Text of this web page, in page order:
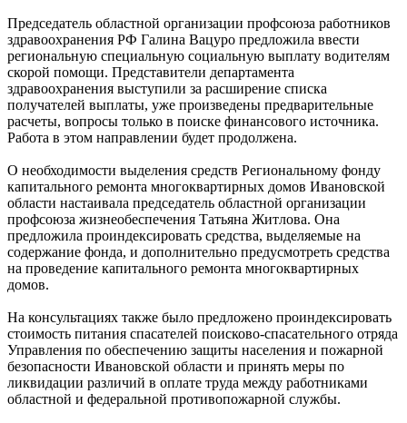
Председатель областной организации профсоюза работников
здравоохранения РФ Галина Вацуро предложила ввести
региональную специальную социальную выплату водителям
скорой помощи. Представители департамента
здравоохранения выступили за расширение списка
получателей выплаты, уже произведены предварительные
расчеты, вопросы только в поиске финансового источника.
Работа в этом направлении будет продолжена.
О необходимости выделения средств Региональному фонду
капитального ремонта многоквартирных домов Ивановской
области настаивала председатель областной организации
профсоюза жизнеобеспечения Татьяна Житлова. Она
предложила проиндексировать средства, выделяемые на
содержание фонда, и дополнительно предусмотреть средства
на проведение капитального ремонта многоквартирных
домов.
На консультациях также было предложено проиндексировать
стоимость питания спасателей поисково-спасательного отряда
Управления по обеспечению защиты населения и пожарной
безопасности Ивановской области и принять меры по
ликвидации различий в оплате труда между работниками
областной и федеральной противопожарной службы.